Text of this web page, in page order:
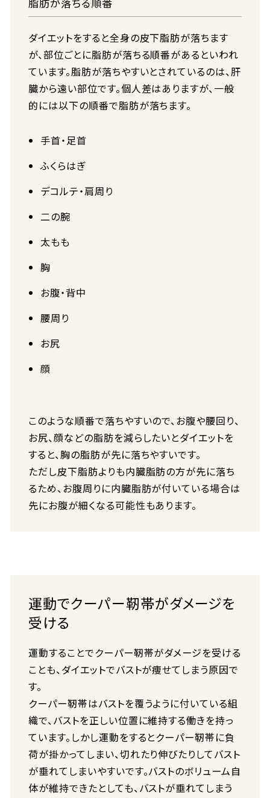
ダイエットをすると全身の皮下脂肪が落ちます
が、部位ごとに脂肪が落ちる順番があるといわれ
ています。脂肪が落ちやすいとされているのは、肝
臓から遠い部位です。個人差はありますが、一般
的には以下の順番で脂肪が落ちます。
手首・足首
ふくらはぎ
デコルテ・肩周り
二の腕
太もも
胸
お腹・背中
腰周り
お尻
顔
このような順番で落ちやすいので、お腹や腰回り、
お尻、顔などの脂肪を減らしたいとダイエットを
すると、胸の脂肪が先に落ちやすいです。
ただし皮下脂肪よりも内臓脂肪の方が先に落ち
るため、お腹周りに内臓脂肪が付いている場合は
先にお腹が細くなる可能性もあります。
運動でクーパー靭帯がダメージを
受ける
運動することでクーパー靭帯がダメージを受ける
ことも、ダイエットでバストが痩せてしまう原因で
す。
クーパー靭帯はバストを覆うように付いている組
織で、バストを正しい位置に維持する働きを持っ
ています。しかし運動をするとクーパー靭帯に負
荷が掛かってしまい、切れたり伸びたりしてバスト
が垂れてしまいやすいです。バストのボリューム自
体が維持できたとしても、バストが垂れてしまう